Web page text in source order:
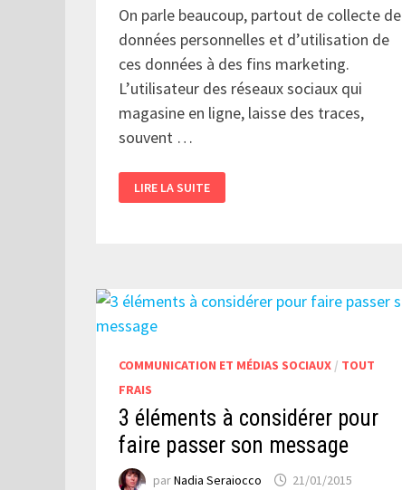
On parle beaucoup, partout de collecte de
données personnelles et d’utilisation de
ces données à des fins marketing.
L’utilisateur des réseaux sociaux qui
magasine en ligne, laisse des traces,
souvent …
%
DES
PERSONNELLES
RECUEILLIES
LIGNE
LIRE LA SUITE
COMMUNICATION ET MÉDIAS SOCIAUX / TOUT
FRAIS
3 éléments à considérer pour
faire passer son message
parNadia Seraiocco 21/01/2015